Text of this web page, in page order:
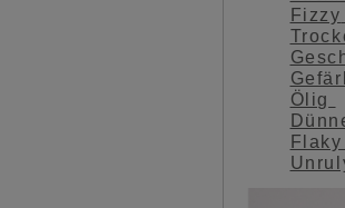
Fizzy
Ölig
Flaky